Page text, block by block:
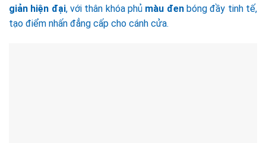
giản hiện đại, với thân khóa phủ màu đenbóng đầy tinh tế,
tạo điểm nhấn đẳng cấp cho cánh cửa.